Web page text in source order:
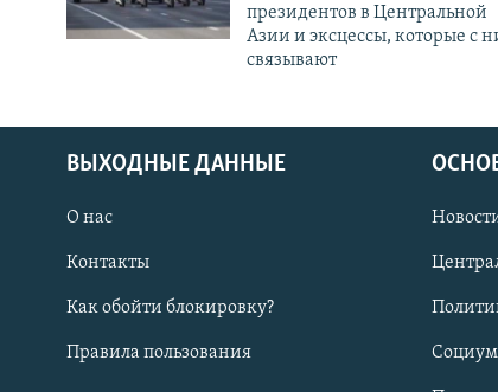
президентов в Центральной
Азии и эксцессы, которые с
связывают
ВЫХОДНЫЕ ДАННЫЕ
О нас
Контакты
Как обойти блокировку?
Правила пользования Социум